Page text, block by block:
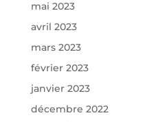
mai 2023
avril 2023
mars 2023
février 2023
janvier 2023
décembre 2022